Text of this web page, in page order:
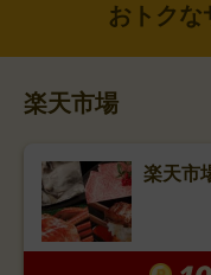
おトクな
楽天市場
楽天市